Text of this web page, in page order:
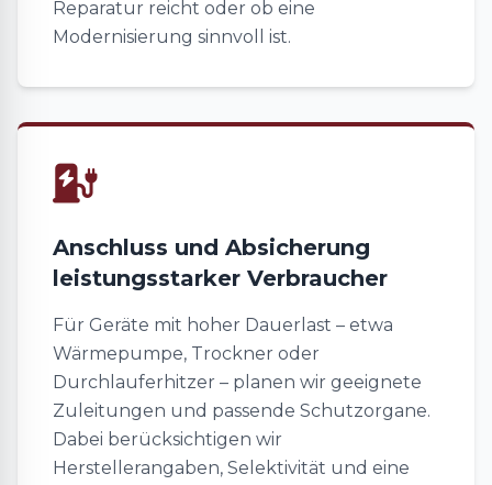
Reparatur reicht oder ob eine
Modernisierung sinnvoll ist.
Anschluss und Absicherung
leistungsstarker Verbraucher
Für Geräte mit hoher Dauerlast – etwa
Wärmepumpe, Trockner oder
Durchlauferhitzer – planen wir geeignete
Zuleitungen und passende Schutzorgane.
Dabei berücksichtigen wir
Herstellerangaben, Selektivität und eine